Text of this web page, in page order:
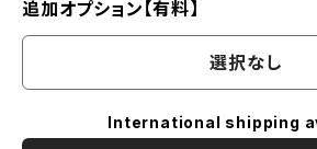
追加オプション【有料】
選択なし
International shipping